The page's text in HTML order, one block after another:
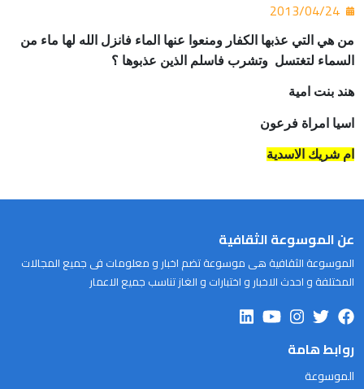
من هي التي عذبها الكفار ومنعوا عنها الماء فانزل الله لها ماء من
السماء لتغتسل وتشرب فاسلم الذين عذبوها ؟
هند بنت امية
اسيا امراة فرعون
ام شريك الاسدية
عن الموسوعة الثقافية
الموسوعة الثقافية هى موسوعة تضم اخبار و معلومات فى جميع المجالات
المختلفة و احدث الاخبار و اختبارات و الغاز تناسب جميع الاعمار
روابط هامة
الموسوعة